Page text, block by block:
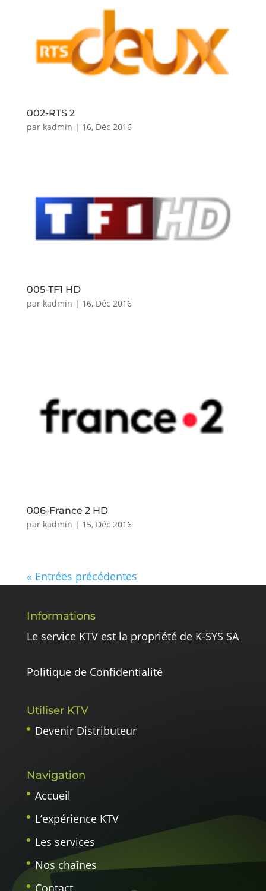
002-RTS 2
par kadmin | 16, Déc 2016
005-TF1 HD
par kadmin | 16, Déc 2016
006-France 2 HD
par kadmin | 15, Déc 2016
« Entrées précédentes
Informations
Le service KTV est la propriété de K-SYS SA
Politique de Confidentialité
Utiliser KTV
Devenir Distributeur
Navigation
Accueil
L’expérience KTV
Les services
Nos chaînes
Contact